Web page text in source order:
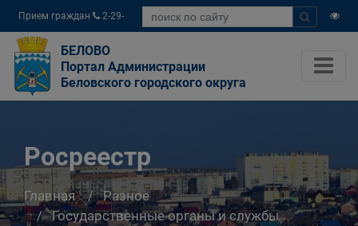
Прием граждан
2-29-
04
БЕЛОВО
Портал Администрации
Беловского городского округа
Росреестр
Главная
Разное
Государственные органы и службы